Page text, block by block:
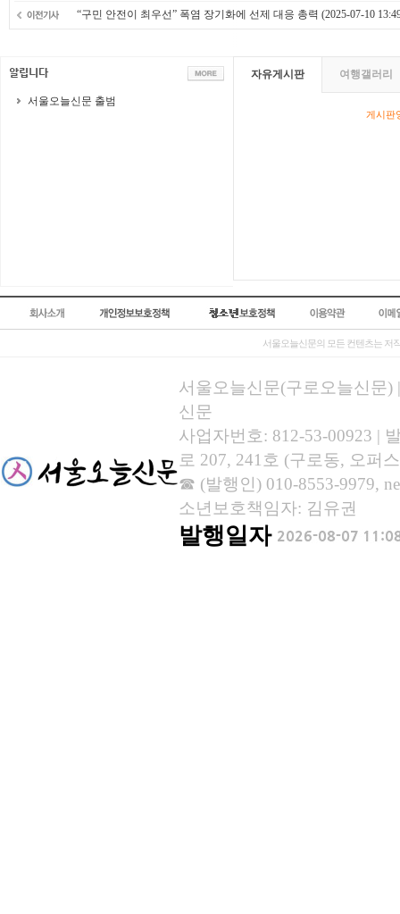
“구민 안전이 최우선” 폭염 장기화에 선제 대응 총력 (2025-07-10
서울오늘신문 출범
자유게시판 여행갤러리
게시판
서울오늘신문의 모든 컨텐츠는 저
서울오늘신문(구로오늘신문)
신문
사업자번호: 812-53-00923 |
로 207, 241호 (구로동, 오퍼
☎ (발행인) 010-8553-9979,
소년보호책임자: 김유권
발행일자